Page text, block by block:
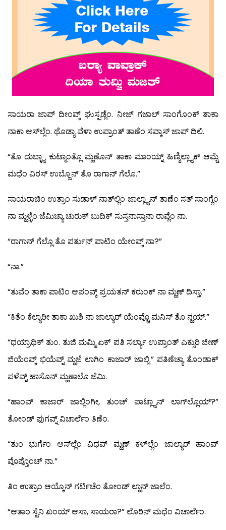
ಸಾಯರಾ ಜಾಪ್ ದೀಂವ್ಕ್ ಘುಸ್ಪಡ್ಲೆಂ. ನೀಜ್ ಗಜಾಲ್ ಸಾಂಗೊಂಕ್ ತಾಕಾ
ನಾಕಾ ಆಸ್‍ಲ್ಲೆಂ. ಥೊಡ್ಯಾ ವೆಳಾ ಉಪ್ರಾಂತ್ ತಾಣೆಂ ಸವ್ಕಾಸ್ ಜಾಪ್ ದಿಲಿ.
“ತೊ ದುಬ್ಳ್ಯಾ ಕುಟ್ಮಾಂತ್ಲೊ ಮ್ಹಣೊನ್ ತಾಕಾ ಮಾಂಯ್ನ್ ಹಿಣ್ಶಿಲ್ಲ್ಯಾಕ್ ಆಮ್ಚೆ
ಮಧೆಂ ವಿರಸ್ ಉಬ್ಜೊನ್ ತೊ ರಾಗಾನ್ ಗೆಲೊ.”
ಸಾಯರಾಚಿಂ ಉತ್ರಾಂ ಸುಡಾಳ್ ನಾತ್‍ಲ್ಲಿಂ ಜಾಲ್ಲ್ಯಾನ್ ತಾಣೆಂ ಸತ್ ಸಾಂಗ್ಲೆಂ
ನಾ ಮ್ಹಳ್ಳೆಂ ಜೆಮಿಚ್ಯಾ ಚುರುಕ್ ಬುದಿಕ್ ಸುಸ್ತನಾಸ್ತಾನಾ ರಾವ್ಲೆಂ ನಾ.
“ರಾಗಾನ್ ಗೆಲ್ಲೊ ತೊ ಪರ್ತುನ್ ಪಾಟಿಂ ಯೇಂವ್ಕ್ ನಾ?”
“ನಾ.”
“ತುವೆಂ ತಾಕಾ ಪಾಟಿಂ ಆಪಂವ್ಕ್ ಪ್ರಯತನ್ ಕರುಂಕ್ ನಾ ಮ್ಹಣ್ ದಿಸ್ತಾ.”
“ಕಿತೆಂ ಕೆಲ್ಯಾರೀ ತಾಕಾ ಖುಶಿ ನಾ ಜಾಲ್ಯಾರ್ ಯೆಂವ್ಚೊ ಮನಿಸ್ ತೊ ನ್ಹಯ್.”
“ಧಯ್ರಾಧಿಕ್ ತುಂ. ತುಜಿ ಮಮ್ಮಿ ಏಕ್ ಪತಿ ಸರ್ಲ್ಯಾ ಉಪ್ರಾಂತ್ ಎಕ್ಸುರಿ ಜೀಣ್
ಜಿಯೆಂವ್ಕ್ ಭಿಯೆವ್ನ್ ಮ್ಹಜೆ ಲಾಗಿಂ ಕಾಜಾರ್ ಜಾಲ್ಲಿ.” ಪತಿಣೆಚ್ಯಾ ತೊಂಡಾಕ್
ಪಳೆವ್ನ್ ಹಾಸೊನ್ ಮ್ಹಣಾಲೊ ಜೆಮಿ.
“ಹಾಂವ್ ಕಾಜಾರ್ ಜಾಲ್ಲಿಂಗೀ, ತುಂಚ್ ಪಾಟ್ಲ್ಯಾನ್ ಲಾಗ್‍ಲ್ಲೊಯ್?”
ತೋಂಡ್ ಫುಗವ್ನ್ ವಿಚಾರ್ಲೆಂ ತಿಣೆಂ.
“ತುಂ ಭುರ್ಗೆಂ ಆಸ್‍ಲ್ಲೆಂ ವಿಧವ್ ಮ್ಹಣ್ ಕಳ್‍ಲ್ಲೆಂ ಜಾಲ್ಯಾರ್ ಹಾಂವ್
ವೊಪ್ತೊಂಚ್ ನಾ.”
ತಿಂ ಉತ್ರಾಂ ಆಯ್ಕೊನ್ ಗರ್ಟಿಚೆಂ ತೋಂಡ್ ಲ್ಹಾನ್ ಜಾಲೆಂ.
“ಆತಾಂ ಸ್ಟೆನಿ ಖಂಯ್ ಆಸಾ, ಸಾಯರಾ?” ಲೊರಿನ್ ಮಧೆಂ ವಿಚಾರ್ಲೆಂ.